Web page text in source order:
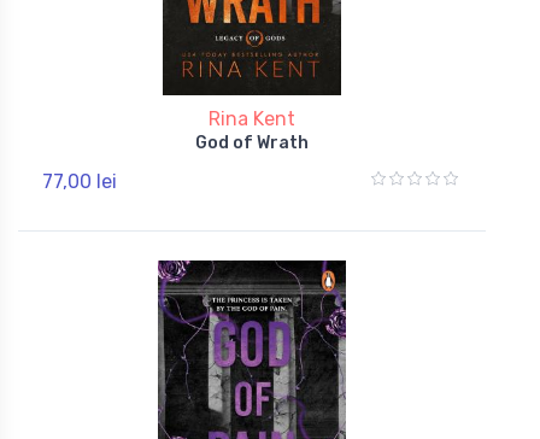
Rina Kent
God of Wrath
77,00 lei